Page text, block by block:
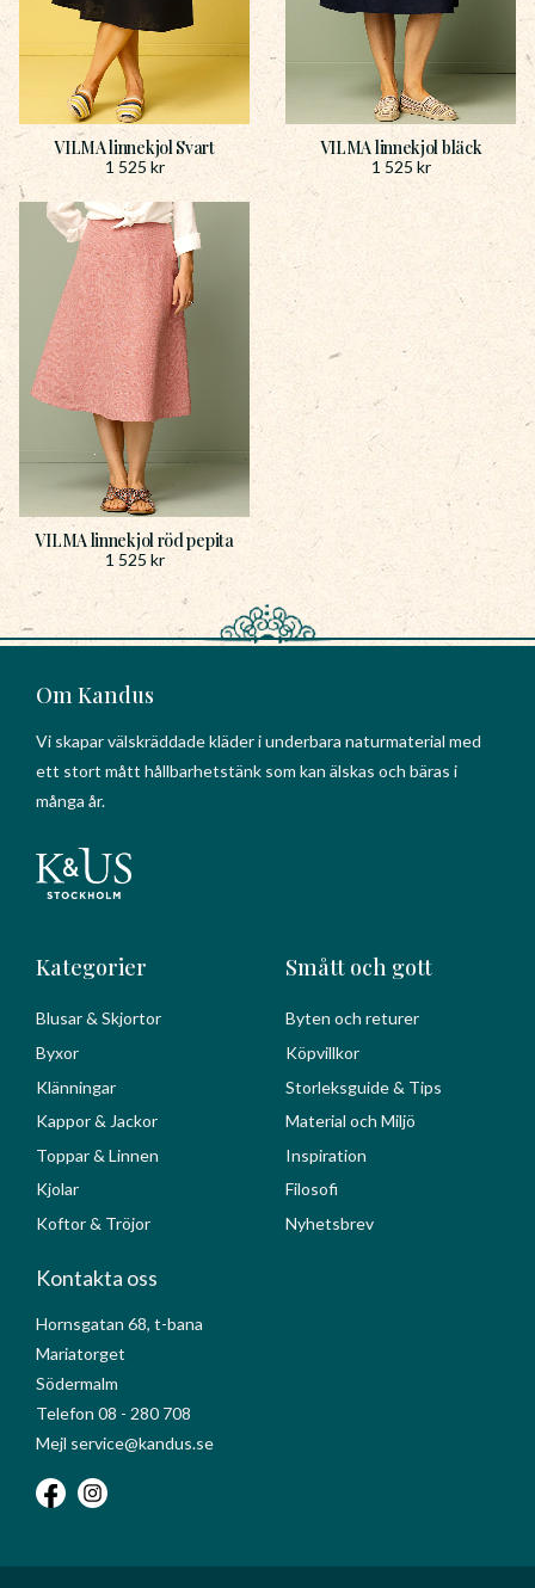
VILMA linnekjol Svart
1 525 kr
VILMA linnekjol bläck
1 525 kr
VILMA linnekjol röd pepita
1 525 kr
Om Kandus
Vi skapar välskräddade kläder i underbara naturmaterial med
ett stort mått hållbarhetstänk som kan älskas och bäras i
många år.
Kategorier
Blusar & Skjortor
Byxor
Klänningar
Kappor & Jackor
Toppar & Linnen
Kjolar
Koftor & Tröjor
Smått och gott
Byten och returer
Köpvillkor
Storleksguide & Tips
Material och Miljö
Inspiration
Filosofi
Nyhetsbrev
Kontakta oss
Hornsgatan 68, t-bana
Mariatorget
Södermalm
Telefon 08 - 280 708
Mejl service@kandus.se